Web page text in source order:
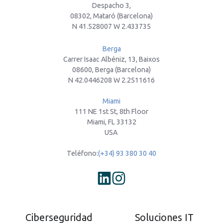
Despacho 3,
08302, Mataró (Barcelona)
N 41.528007 W 2.433735
Berga
Carrer Isaac Albéniz, 13, Baixos
08600, Berga (Barcelona)
N 42.0446208 W 2.2511616
Miami
111 NE 1st St, 8th Floor
Miami, FL 33132
USA
Teléfono:(+34) 93 380 30 40
Ciberseguridad Soluciones IT